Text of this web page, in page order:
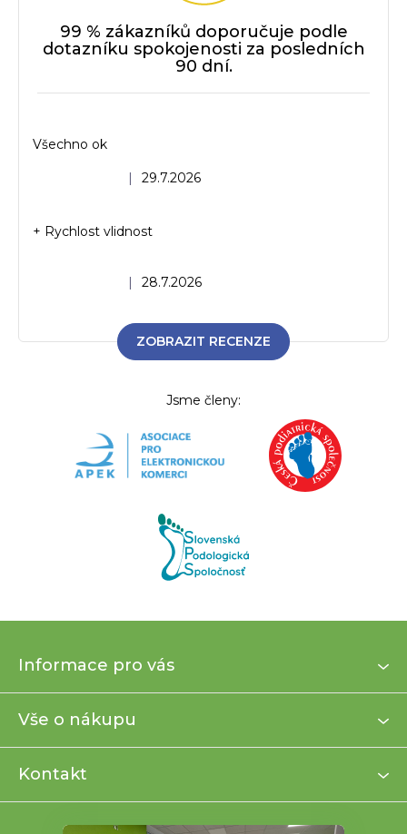
99 % zákazníků doporučuje podle
dotazníku spokojenosti za posledních
90 dní.
Hodnocení obchodu je 5 z 5 hvězdiček.
29.7.2026
Všechno ok
Hodnocení obchodu je 5 z 5 hvězdiček.
28.7.2026
+ Rychlost vlidnost
ZOBRAZIT RECENZE
Jsme členy:
p
t
Informace pro vás
Vše o nákupu
Kontakt